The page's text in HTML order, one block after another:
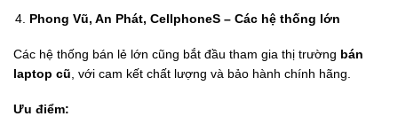
Phong Vũ, An Phát, CellphoneS – Các hệ thống lớn
Các hệ thống bán lẻ lớn cũng bắt đầu tham gia thị trường bán
laptop cũ , với cam kết chất lượng và bảo hành chính hãng.
Ưu điểm: